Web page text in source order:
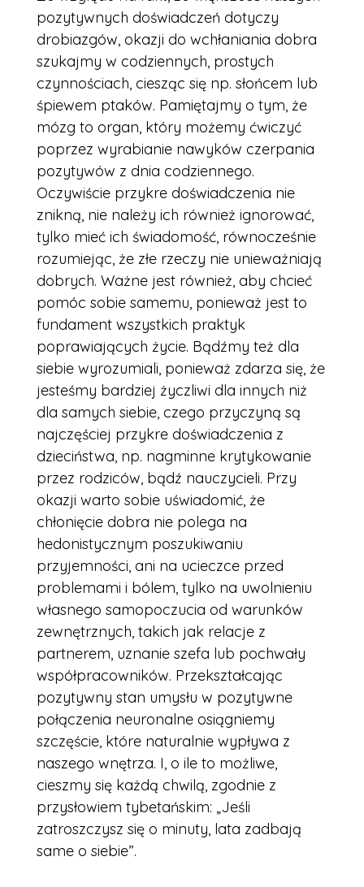
pozytywnych doświadczeń dotyczy
drobiazgów, okazji do wchłaniania dobra
szukajmy w codziennych, prostych
czynnościach, ciesząc się np. słońcem lub
śpiewem ptaków. Pamiętajmy o tym, że
mózg to organ, który możemy ćwiczyć
poprzez wyrabianie nawyków czerpania
pozytywów z dnia codziennego.
Oczywiście przykre doświadczenia nie
znikną, nie należy ich również ignorować,
tylko mieć ich świadomość, równocześnie
rozumiejąc, że złe rzeczy nie unieważniają
dobrych. Ważne jest również, aby chcieć
pomóc sobie samemu, ponieważ jest to
fundament wszystkich praktyk
poprawiających życie. Bądźmy też dla
siebie wyrozumiali, ponieważ zdarza się, że
jesteśmy bardziej życzliwi dla innych niż
dla samych siebie, czego przyczyną są
najczęściej przykre doświadczenia z
dzieciństwa, np. nagminne krytykowanie
przez rodziców, bądź nauczycieli. Przy
okazji warto sobie uświadomić, że
chłonięcie dobra nie polega na
hedonistycznym poszukiwaniu
przyjemności, ani na ucieczce przed
problemami i bólem, tylko na uwolnieniu
własnego samopoczucia od warunków
zewnętrznych, takich jak relacje z
partnerem, uznanie szefa lub pochwały
współpracowników. Przekształcając
pozytywny stan umysłu w pozytywne
połączenia neuronalne osiągniemy
szczęście, które naturalnie wypływa z
naszego wnętrza. I, o ile to możliwe,
cieszmy się każdą chwilą, zgodnie z
przysłowiem tybetańskim: „Jeśli
zatroszczysz się o minuty, lata zadbają
same o siebie”.